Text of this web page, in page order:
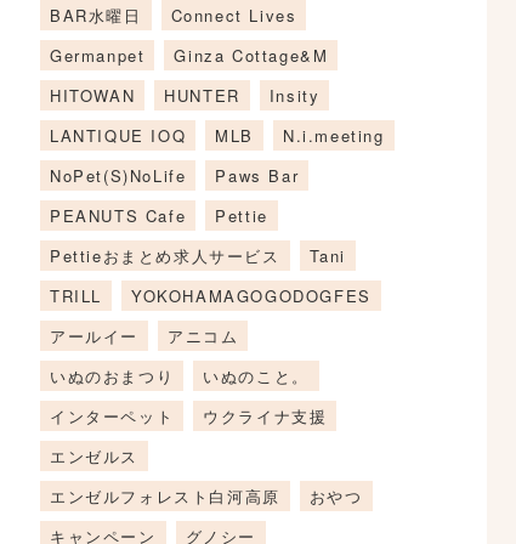
BAR水曜日
Connect Lives
Germanpet
Ginza Cottage&M
HITOWAN
HUNTER
Insity
LANTIQUE IOQ
MLB
N.i.meeting
NoPet(S)NoLife
Paws Bar
PEANUTS Cafe
Pettie
Pettieおまとめ求人サービス
Tani
TRILL
YOKOHAMAGOGODOGFES
アールイー
アニコム
いぬのおまつり
いぬのこと。
インターペット
ウクライナ支援
エンゼルス
エンゼルフォレスト白河高原
おやつ
キャンペーン
グノシー